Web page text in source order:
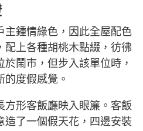
主鍾情綠色，因此全屋配色
配上各種胡桃木點綴，彷彿
鬧市，但步入該單位時，
度假感覺。
方形客飯廳映入眼簾。客飯
造了一個假天花，四邊安裝